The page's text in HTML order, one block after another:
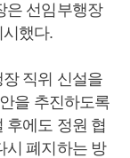
은 선임부행장
했다.
직위 신설을
을 추진하도록
후에도 정원 협
시 폐지하는 방